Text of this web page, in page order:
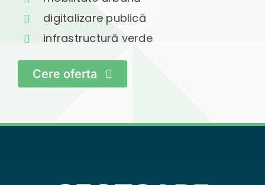
mobilitate urbană
digitalizare publică
Cere oferta